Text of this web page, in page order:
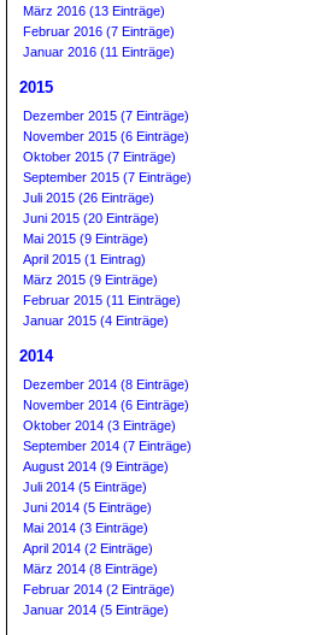
März 2016 (13 Einträge)
Februar 2016 (7 Einträge)
Januar 2016 (11 Einträge)
2015
Dezember 2015 (7 Einträge)
November 2015 (6 Einträge)
Oktober 2015 (7 Einträge)
September 2015 (7 Einträge)
Juli 2015 (26 Einträge)
Juni 2015 (20 Einträge)
Mai 2015 (9 Einträge)
April 2015 (1 Eintrag)
März 2015 (9 Einträge)
Februar 2015 (11 Einträge)
Januar 2015 (4 Einträge)
2014
Dezember 2014 (8 Einträge)
November 2014 (6 Einträge)
Oktober 2014 (3 Einträge)
September 2014 (7 Einträge)
August 2014 (9 Einträge)
Juli 2014 (5 Einträge)
Juni 2014 (5 Einträge)
Mai 2014 (3 Einträge)
April 2014 (2 Einträge)
März 2014 (8 Einträge)
Februar 2014 (2 Einträge)
Januar 2014 (5 Einträge)